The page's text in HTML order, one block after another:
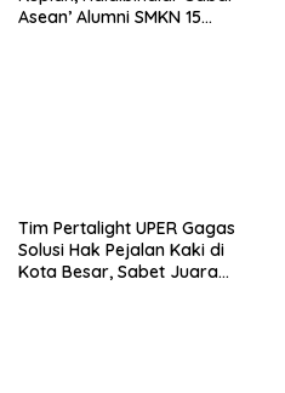
Asean’ Alumni SMKN 15
Tim Pertalight UPER Gagas
Solusi Hak Pejalan Kaki di
Kota Besar, Sabet Juara